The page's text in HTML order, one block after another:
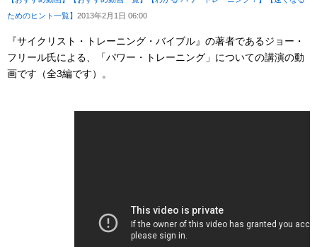
ためのヒント一覧】 2013年2月1日 06:00
『サイクリスト・トレーニング・バイブル』の著者であるジョー・
フリール氏による、「パワー・トレーニング」についての講演の動
画です（全3編です）。